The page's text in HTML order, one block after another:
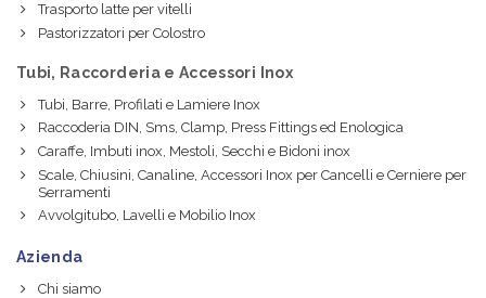
Trasporto latte per vitelli
Pastorizzatori per Colostro
Tubi, Raccorderia e Accessori Inox
Tubi, Barre, Profilati e Lamiere Inox
Raccoderia DIN, Sms, Clamp, Press Fittings ed Enologica
Caraffe, Imbuti inox, Mestoli, Secchi e Bidoni inox
Scale, Chiusini, Canaline, Accessori Inox per Cancelli e Cerniere per
Serramenti
Avvolgitubo, Lavelli e Mobilio Inox
Azienda
Chi siamo